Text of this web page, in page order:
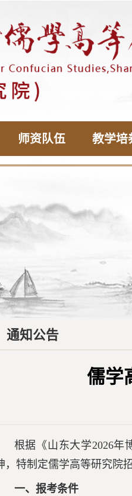
师资队伍 教学培
通知公告
儒学
根据《山东大学2026年
，特制定儒学高等研究院
一、报考条件